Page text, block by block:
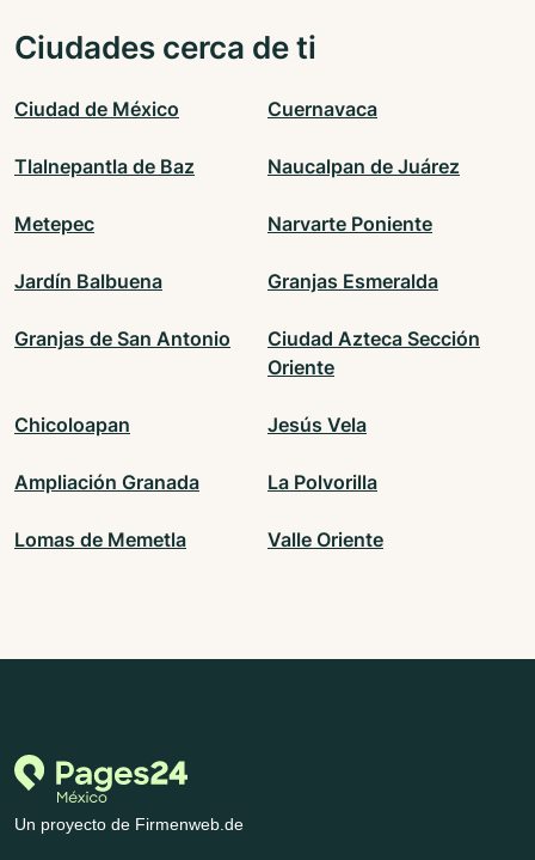
Ciudades cerca de ti
Ciudad de México Cuernavaca
Tlalnepantla de Baz Naucalpan de Juárez
Metepec Narvarte Poniente
Jardín Balbuena Granjas Esmeralda
Granjas de San Antonio
Ciudad Azteca Sección
Oriente
Chicoloapan Jesús Vela
Ampliación Granada La Polvorilla
Lomas de Memetla Valle Oriente
Un proyecto de Firmenweb.de